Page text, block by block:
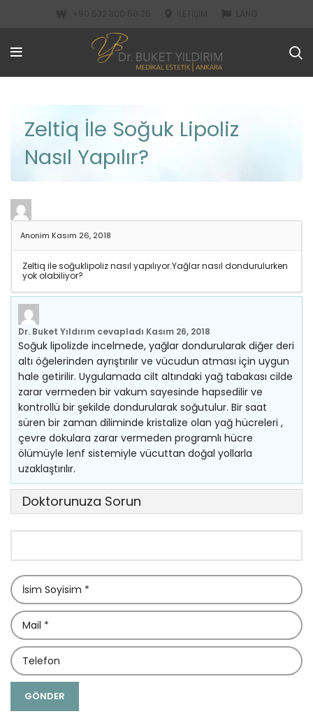
Zeltiq İle Soğuk Lipoliz
Nasıl Yapılır?
Anonim Kasım 26, 2018
Zeltiq ile soğuklipoliz nasıl yapılıyor.Yağlar nasıl dondurulurken
yok olabiliyor?
Dr. Buket Yıldırım cevapladı Kasım 26, 2018
Soğuk lipolizde incelmede, yağlar dondurularak diğer deri
altı öğelerinden ayrıştırılır ve vücudun atması için uygun
hale getirilir. Uygulamada cilt altındaki yağ tabakası cilde
zarar vermeden bir vakum sayesinde hapsedilir ve
kontrollü bir şekilde dondurularak soğutulur. Bir saat
süren bir zaman diliminde kristalize olan yağ hücreleri ,
çevre dokulara zarar vermeden programlı hücre
ölümüyle lenf sistemiyle vücuttan doğal yollarla
uzaklaştırılır.
Doktorunuza Sorun